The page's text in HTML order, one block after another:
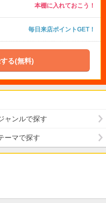
本棚に入れておこう！
毎日来店ポイントGET！
る(無料)
ャンルで探す
ーマで探す